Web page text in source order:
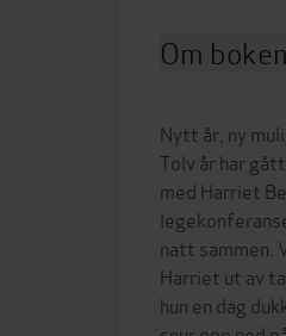
Om boken
Nytt år, ny
Tolv år har
med Harriet
natt sammen.
Harriet ut av
hun en dag